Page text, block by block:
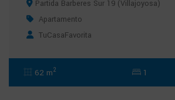
Partida Barberes Sur 19 (Villajoyosa)
Apartamento
TuCasaFavorita
62 m2 1